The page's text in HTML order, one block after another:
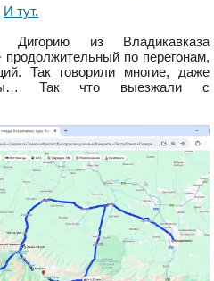
И тут.
из Владикавказа
продолжительный по перегонам,
Так говорили многие, даже
Так что выезжали с